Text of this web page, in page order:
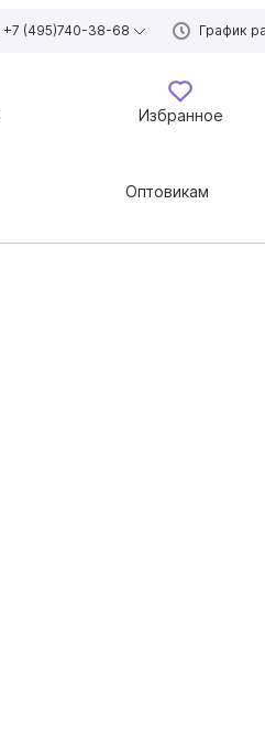
+7 (495)740-38-68 График
Избранное
Оптовикам